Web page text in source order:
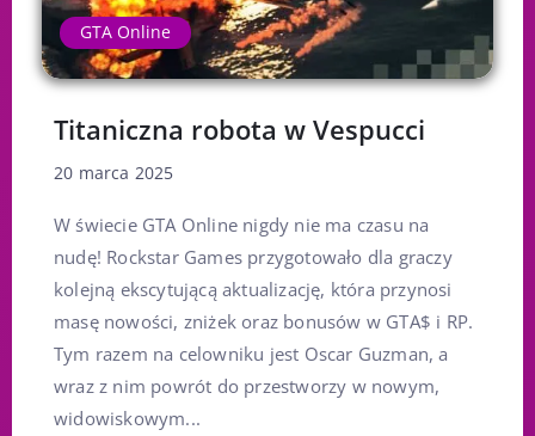
GTA Online
Titaniczna robota w Vespucci
20 marca 2025
W świecie GTA Online nigdy nie ma czasu na
nudę! Rockstar Games przygotowało dla graczy
kolejną ekscytującą aktualizację, która przynosi
masę nowości, zniżek oraz bonusów w GTA$ i RP.
Tym razem na celowniku jest Oscar Guzman, a
wraz z nim powrót do przestworzy w nowym,
widowiskowym...